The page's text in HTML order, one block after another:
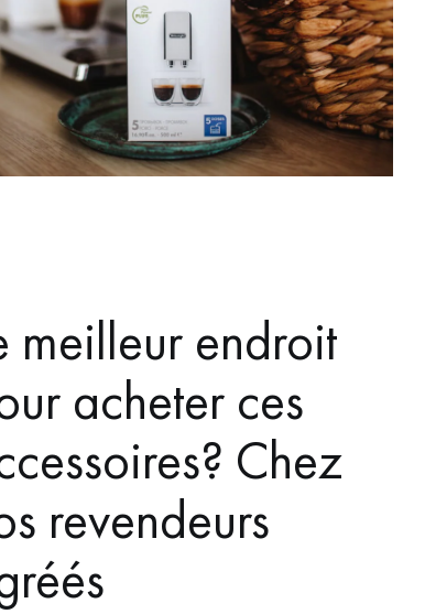
meilleur endroit
acheter ces
Chez
revendeurs